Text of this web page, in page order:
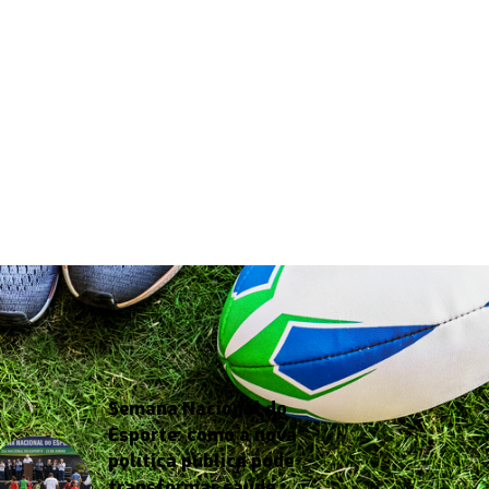
Semana Nacional do
Esporte: como a nova
política pública pode